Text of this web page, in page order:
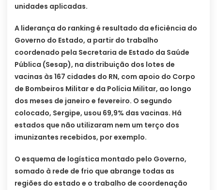
unidades aplicadas.
A liderança do ranking é resultado da eficiência do
Governo do Estado, a partir do trabalho
coordenado pela Secretaria de Estado da Saúde
Pública (Sesap), na distribuição dos lotes de
vacinas às 167 cidades do RN, com apoio do Corpo
de Bombeiros Militar e da Polícia Militar, ao longo
dos meses de janeiro e fevereiro. O segundo
colocado, Sergipe, usou 69,9% das vacinas. Há
estados que não utilizaram nem um terço dos
imunizantes recebidos, por exemplo.
O esquema de logística montado pelo Governo,
somado à rede de frio que abrange todas as
regiões do estado e o trabalho de coordenação